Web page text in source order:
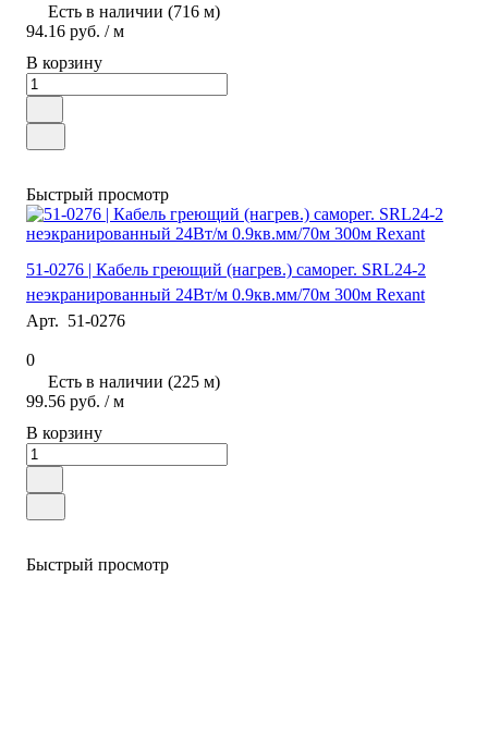
Есть в наличии (716 м)
94.16 руб. / м
В корзину
Быстрый просмотр
51-0276 | Кабель греющий (нагрев.) саморег. SRL24-2
неэкранированный 24Вт/м 0.9кв.мм/70м 300м Rexant
Арт. 51-0276
0
Есть в наличии (225 м)
99.56 руб. / м
В корзину
Быстрый просмотр